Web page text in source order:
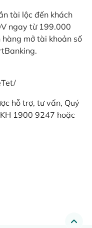
tài lộc đến khách
ngay từ 199.000
mở tài khoản số
hỗ trợ, tư vấn, Quý
1900 9247 hoặc